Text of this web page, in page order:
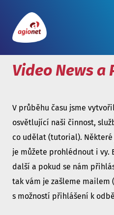
Video News a
V průběhu času jsme
osvětlující naši činnost,
co udělat (tutorial).
je můžete prohlédnout i vy.
další a pokud se nám
tak vám je zašleme mailem
s možností přihlášení k